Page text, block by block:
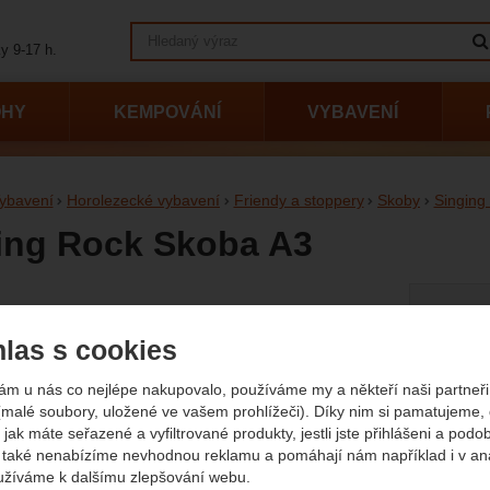
s cookies
u nás co nejlépe nakupovalo, používáme my a někteří naši partneři
soubory, uložené ve vašem prohlížeči). Díky nim si pamatujeme,
máte seřazené a vyfiltrované produkty, jestli jste přihlášeni a
nenabízíme nevhodnou reklamu a pomáhají nám například i v
k dalšímu zlepšování webu.
Horolezecké vybavení Friendy a stoppery Skoby Singing
Rock Skoba A3
KEMPOVÁNÍ VYBAVENÍ
9-17 h.